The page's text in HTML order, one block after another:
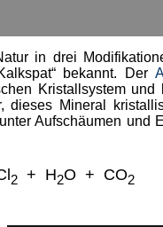
in drei
bekannt. Der
Kristallsystem
dieses Mineral
unter Aufschäumen und
2 + H2O + CO2